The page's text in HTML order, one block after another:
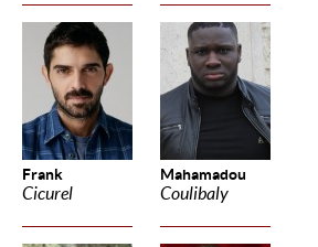
Frank
Cicurel
Mahamadou
Coulibaly